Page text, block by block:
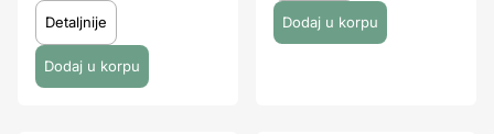
Detaljnije